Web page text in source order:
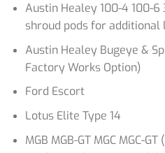
Austin Healey 100-4 100-
shroud pods for additional
Austin Healey Bugeye &
Factory Works Option)
Ford Escort
Lotus Elite Type 14
MGB MGB-GT MGC MGC-